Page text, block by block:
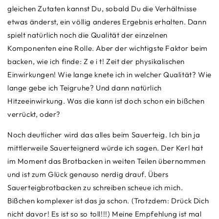
gleichen Zutaten kannst Du, sobald Du die Verhältnisse
etwas änderst, ein völlig anderes Ergebnis erhalten. Dann
spielt natürlich noch die Qualität der einzelnen
Komponenten eine Rolle. Aber der wichtigste Faktor beim
backen, wie ich finde: Z e i t! Zeit der physikalischen
Einwirkungen! Wie lange knete ich in welcher Qualität? Wie
lange gebe ich Teigruhe? Und dann natürlich
Hitzeeinwirkung. Was die kann ist doch schon ein bißchen
verrückt, oder?
Noch deutlicher wird das alles beim Sauerteig. Ich bin ja
mittlerweile Sauerteignerd würde ich sagen. Der Kerl hat
im Moment das Brotbacken in weiten Teilen übernommen
und ist zum Glück genauso nerdig drauf. Übers
Sauerteigbrotbacken zu schreiben scheue ich mich.
Bißchen komplexer ist das ja schon. (Trotzdem: Drück Dich
nicht davor! Es ist so so toll!!!) Meine Empfehlung ist mal